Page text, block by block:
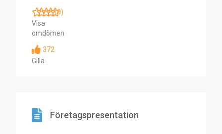
(0)
Visa
omdömen
372
Gilla
Företagspresentation